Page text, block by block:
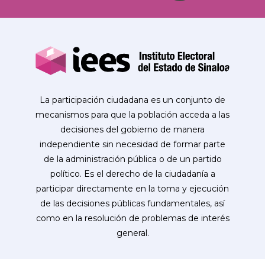
La participación ciudadana es un conjunto de
mecanismos para que la población acceda a las
decisiones del gobierno de manera
independiente sin necesidad de formar parte
de la administración pública o de un partido
político. Es el derecho de la ciudadanía a
participar directamente en la toma y ejecución
de las decisiones públicas fundamentales, así
como en la resolución de problemas de interés
general.